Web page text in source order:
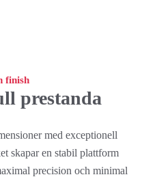
finish
prestanda
med exceptionell
skapar en stabil plattform
precision och minimal